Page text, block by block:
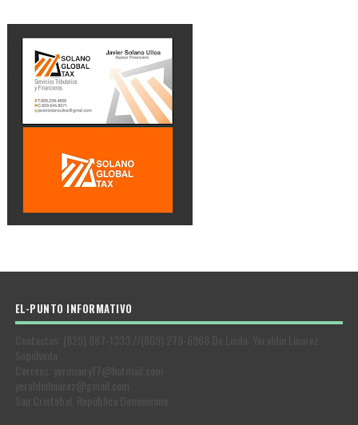
EL-PUNTO INFORMATIVO